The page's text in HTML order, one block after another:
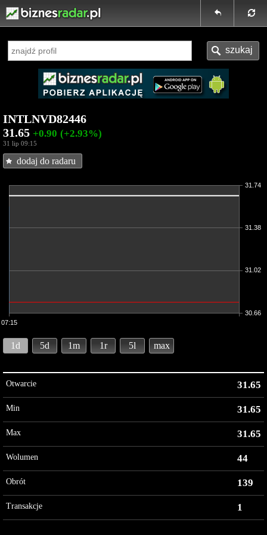
INTLNVD82446
31.65 +0.90 (+2.93%)
31 lip 09:15
dodaj do radaru
07:15
30.66
31.02
31.38
31.74
1d 5d 1m 1r 5l max
Otwarcie 31.65
Min 31.65
Max 31.65
Wolumen 44
Obrót 139
Transakcje 1